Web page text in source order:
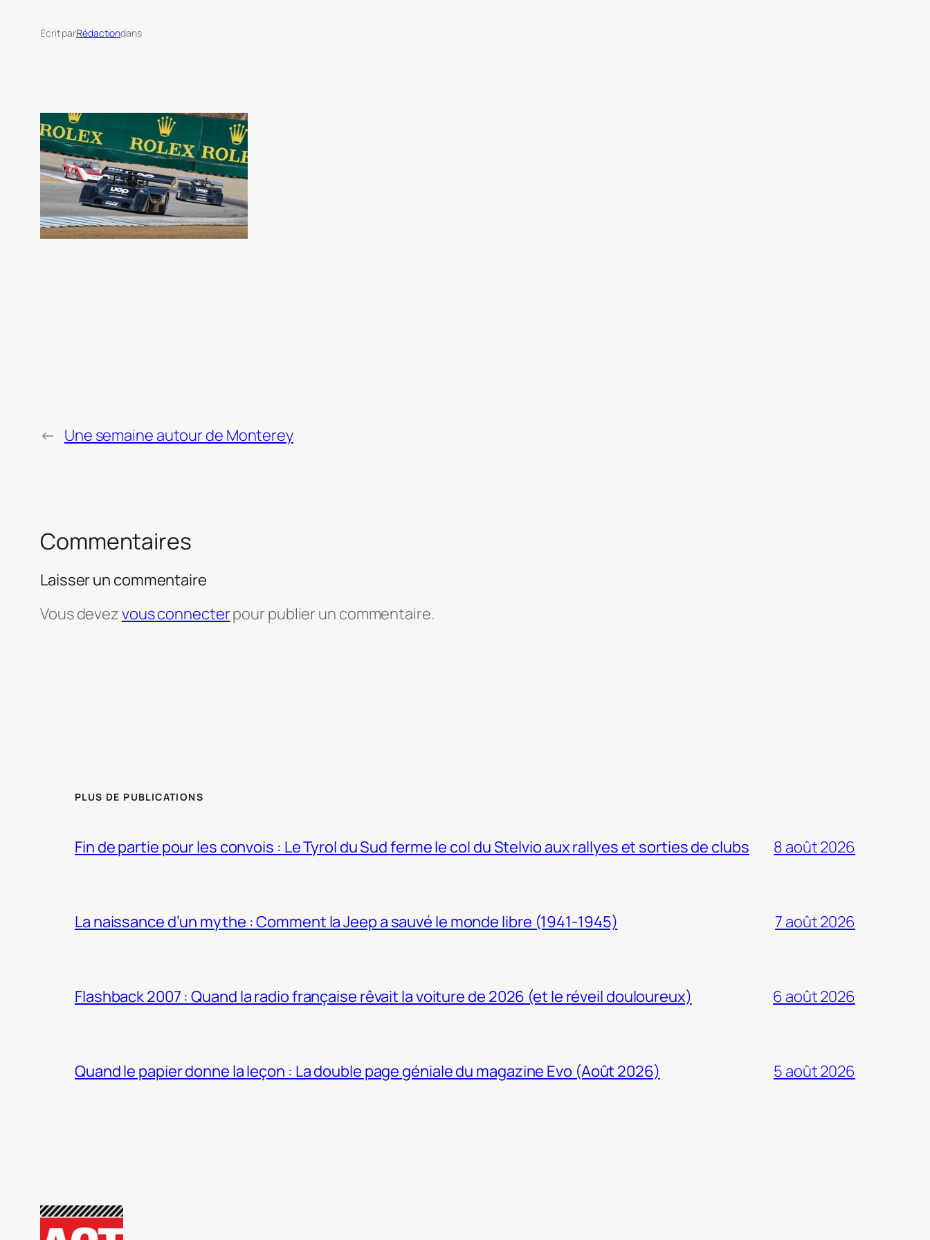
Écrit parRédactiondans
← Une semaine autour de Monterey
Commentaires
Laisser un commentaire
Vous devezvous connecterpour publier un commentaire.
PLUS DE PUBLICATIONS
Fin de partie pour les convois : Le Tyrol du Sud ferme le col du Stelvio aux rallyes et sorties de clubs 8 août 2026
La naissance d’un mythe : Comment la Jeep a sauvé le monde libre (1941-1945) 7 août 2026
Flashback 2007 : Quand la radio française rêvait la voiture de 2026 (et le réveil douloureux) 6 août 2026
Quand le papier donne la leçon : La double page géniale du magazine Evo (Août 2026) 5 août 2026